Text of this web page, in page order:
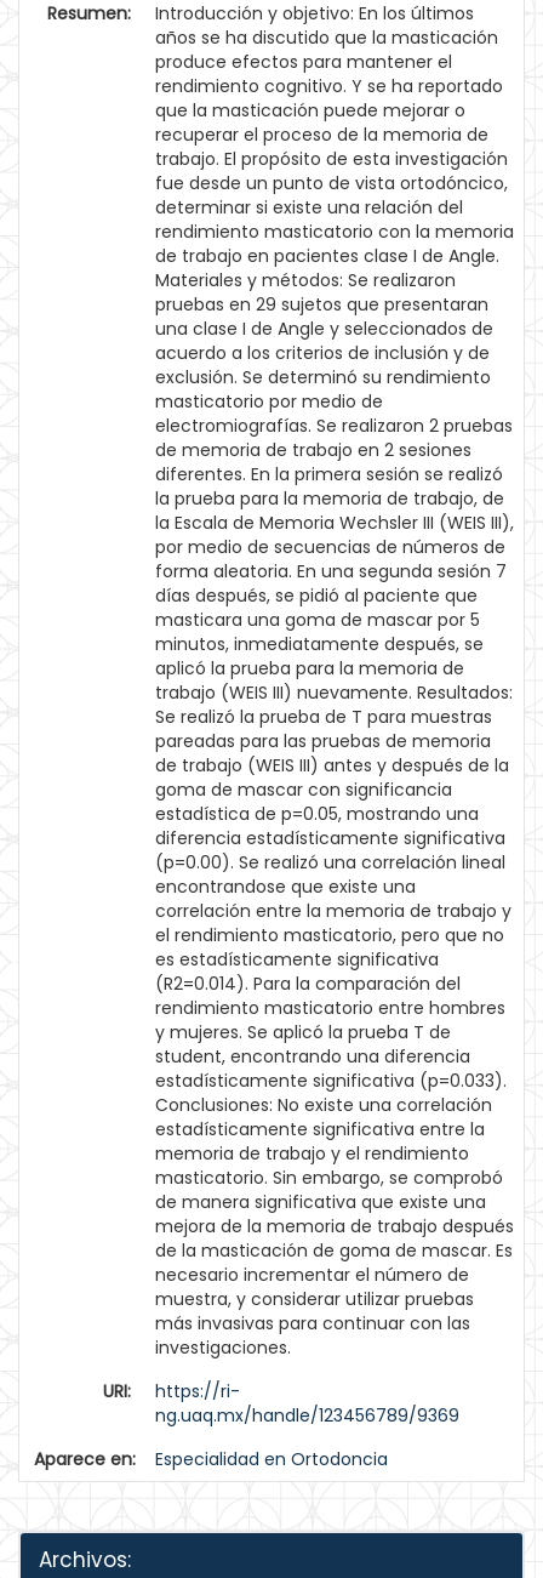
Resumen:
Introducción y objetivo: En los últimos
años se ha discutido que la masticación
produce efectos para mantener el
rendimiento cognitivo. Y se ha reportado
que la masticación puede mejorar o
recuperar el proceso de la memoria de
trabajo. El propósito de esta investigación
fue desde un punto de vista ortodóncico,
determinar si existe una relación del
rendimiento masticatorio con la memoria
de trabajo en pacientes clase I de Angle.
Materiales y métodos: Se realizaron
pruebas en 29 sujetos que presentaran
una clase I de Angle y seleccionados de
acuerdo a los criterios de inclusión y de
exclusión. Se determinó su rendimiento
masticatorio por medio de
electromiografías. Se realizaron 2 pruebas
de memoria de trabajo en 2 sesiones
diferentes. En la primera sesión se realizó
la prueba para la memoria de trabajo, de
la Escala de Memoria Wechsler III (WEIS III),
por medio de secuencias de números de
forma aleatoria. En una segunda sesión 7
días después, se pidió al paciente que
masticara una goma de mascar por 5
minutos, inmediatamente después, se
aplicó la prueba para la memoria de
trabajo (WEIS III) nuevamente. Resultados:
Se realizó la prueba de T para muestras
pareadas para las pruebas de memoria
de trabajo (WEIS III) antes y después de la
goma de mascar con significancia
estadística de p=0.05, mostrando una
diferencia estadísticamente significativa
(p=0.00). Se realizó una correlación lineal
encontrandose que existe una
correlación entre la memoria de trabajo y
el rendimiento masticatorio, pero que no
es estadísticamente significativa
(R2=0.014). Para la comparación del
rendimiento masticatorio entre hombres
y mujeres. Se aplicó la prueba T de
student, encontrando una diferencia
estadísticamente significativa (p=0.033).
Conclusiones: No existe una correlación
estadísticamente significativa entre la
memoria de trabajo y el rendimiento
masticatorio. Sin embargo, se comprobó
de manera significativa que existe una
mejora de la memoria de trabajo después
de la masticación de goma de mascar. Es
necesario incrementar el número de
muestra, y considerar utilizar pruebas
más invasivas para continuar con las
investigaciones.
URI:
https://ri-
ng.uaq.mx/handle/123456789/9369
Aparece en:
Especialidad en Ortodoncia
Archivos: